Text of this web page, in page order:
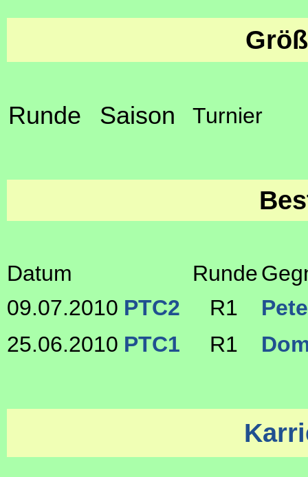
Runde Saison Turnier
Datum Runde
09.07.2010 PTC2 R1
25.06.2010 PTC1 R1